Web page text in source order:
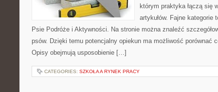
którym praktyka łączą się
artykułów. Fajne kategorie
Psie Podróże i Aktywności. Na stronie można znaleźć
psów. Dzięki temu potencjalny opiekun ma możliwość porównać
Opisy obejmują usposobienie […]
CATEGORIES: SZKOŁA A RYNEK PRACY